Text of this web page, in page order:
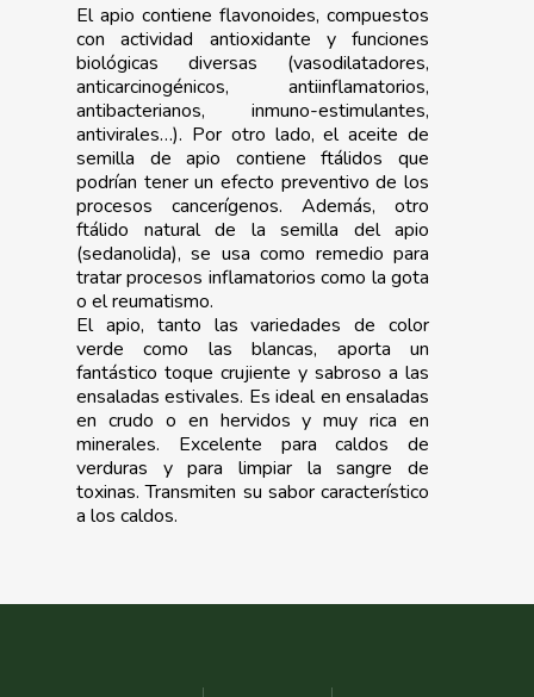
El apio contiene flavonoides, compuestos
con actividad antioxidante y funciones
biológicas diversas (vasodilatadores,
anticarcinogénicos, antiinflamatorios,
antibacterianos, inmuno-estimulantes,
antivirales…). Por otro lado, el aceite de
semilla de apio contiene ftálidos que
podrían tener un efecto preventivo de los
procesos cancerígenos. Además, otro
ftálido natural de la semilla del apio
(sedanolida), se usa como remedio para
tratar procesos inflamatorios como la gota
o el reumatismo.
El apio, tanto las variedades de color
verde como las blancas, aporta un
fantástico toque crujiente y sabroso a las
ensaladas estivales. Es ideal en ensaladas
en crudo o en hervidos y muy rica en
minerales. Excelente para caldos de
verduras y para limpiar la sangre de
toxinas. Transmiten su sabor característico
a los caldos.